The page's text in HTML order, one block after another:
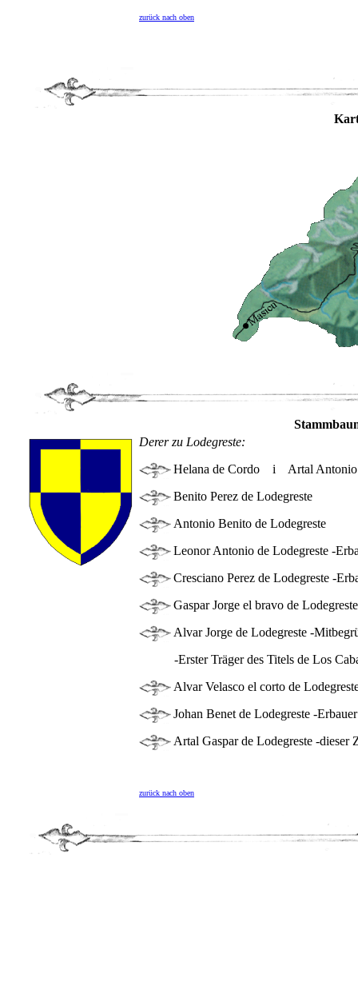
zurück nach oben
Derer zu Lodegreste:
Helana de Cordo i Artal Antonio
Benito Perez de Lodegreste
Antonio Benito de Lodegreste
Leonor Antonio de Lodegreste -
Cresciano Perez de Lodegreste -
Gaspar Jorge el bravo de
Alvar Jorge de Lodegreste -
-Erster Träger des Titels de Los
Alvar Velasco el corto de
Johan Benet de Lodegreste -
Artal Gaspar de Lodegreste -dieser
zurück nach oben